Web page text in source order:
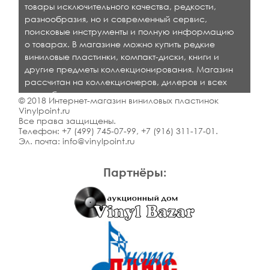
Партнёры:
товары исключительного качества, редкости,
разнообразия, но и современный сервис,
поисковые инструменты и полную информацию
о товарах. В магазине можно купить редкие
виниловые пластинки, компакт-диски, книги и
другие предметы коллекционирования. Магазин
рассчитан на коллекционеров, дилеров и всех
кто любит качественную музыку.
© 2018 Интернет-магазин виниловых пластинок
Vinylpoint.ru
Все права защищены.
Телефон: +7 (499) 745-07-99, +7 (916) 311-17-01 .
Эл. почта: info@vinylpoint.ru